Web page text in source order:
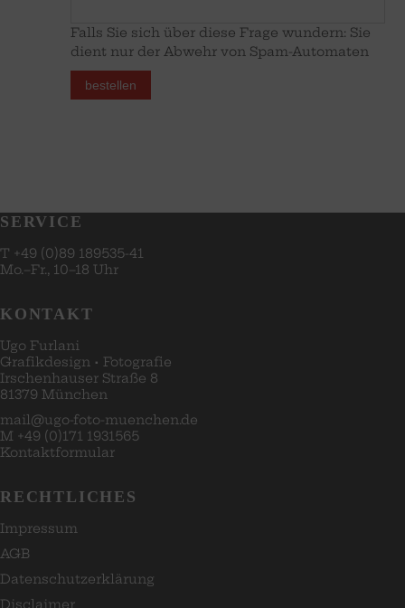
Falls Sie sich über diese Frage wundern: Sie
dient nur der Abwehr von Spam-Automaten
SERVICE
T +49 (0)89 189535-41
Mo.–Fr., 10–18 Uhr
KONTAKT
Ugo Furlani
Grafikdesign · Fotografie
Irschenhauser Straße 8
81379 München
mail@ugo-foto-muenchen.de
M +49 (0)171 1931565
Kontaktformular
RECHTLICHES
Impressum
AGB
Datenschutzerklärung